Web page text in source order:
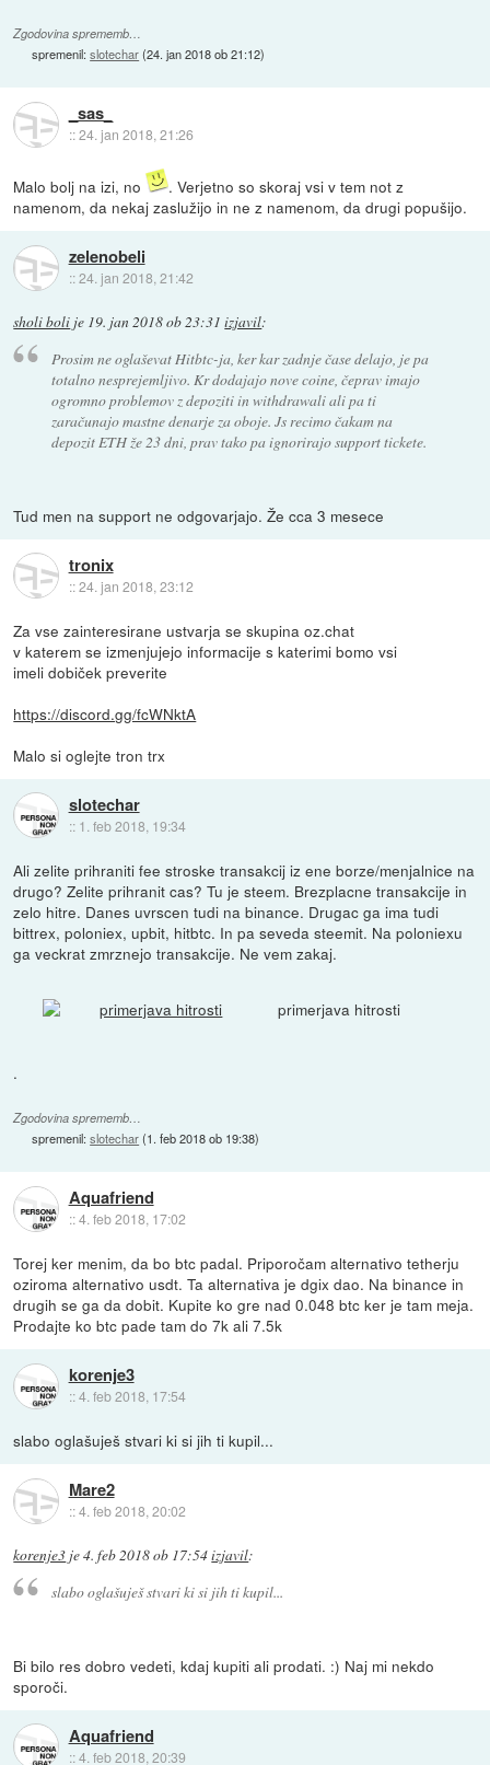
Zgodovina sprememb…
spremenil:slotechar(24. jan 2018 ob 21:12)
_sas_
::24. jan 2018, 21:26
Malo bolj na izi, no
. Verjetno so skoraj vsi v tem not z
namenom, da nekaj zaslužijo in ne z namenom, da drugi popušijo.
zelenobeli
::24. jan 2018, 21:42
sholi boli je 19. jan 2018 ob 23:31 izjavil:
Prosim ne oglaševat Hitbtc-ja, ker kar zadnje čase delajo, je pa
totalno nesprejemljivo. Kr dodajajo nove coine, čeprav imajo
ogromno problemov z depoziti in withdrawali ali pa ti
zaračunajo mastne denarje za oboje. Js recimo čakam na
depozit ETH že 23 dni, prav tako pa ignorirajo support tickete.
Tud men na support ne odgovarjajo. Že cca 3 mesece
tronix
::24. jan 2018, 23:12
Za vse zainteresirane ustvarja se skupina oz.chat
v katerem se izmenjujejo informacije s katerimi bomo vsi
imeli dobiček preverite
https://discord.gg/fcWNktA
Malo si oglejte tron trx
slotechar
:: 1. feb 2018, 19:34
Ali zelite prihraniti fee stroske transakcij iz ene borze/menjalnice na
drugo? Zelite prihranit cas? Tu je steem. Brezplacne transakcije in
zelo hitre. Danes uvrscen tudi na binance. Drugac ga ima tudi
bittrex, poloniex, upbit, hitbtc. In pa seveda steemit. Na poloniexu
ga veckrat zmrznejo transakcije. Ne vem zakaj.
primerjava hitrosti
.
Zgodovina sprememb…
spremenil:slotechar(1. feb 2018 ob 19:38)
Aquafriend
::4. feb 2018, 17:02
Torej ker menim, da bo btc padal. Priporočam alternativo tetherju
oziroma alternativo usdt. Ta alternativa je dgix dao. Na binance in
drugih se ga da dobit. Kupite ko gre nad 0.048 btc ker je tam meja.
Prodajte ko btc pade tam do 7k ali 7.5k
korenje3
::4. feb 2018, 17:54
slabo oglašuješ stvari ki si jih ti kupil...
Mare2
::4. feb 2018, 20:02
korenje3 je4. feb 2018 ob 17:54izjavil:
slabo oglašuješ stvari ki si jih ti kupil...
Bi bilo res dobro vedeti, kdaj kupiti ali prodati. :) Naj mi nekdo
sporoči.
Aquafriend
::4. feb 2018, 20:39